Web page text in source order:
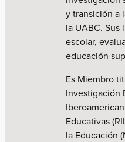
y transición a
la UABC.
escolar,
educación
Es Miembro
Investigación
Educativas
la Educación